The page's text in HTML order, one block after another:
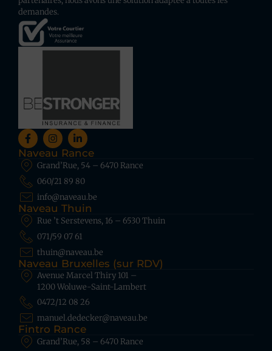
demandes.
Naveau Rance
Grand’Rue, 54 – 6470 Rance
060/21 89 80
info@naveau.be
Naveau Thuin
Rue ’t Serstevens, 16 – 6530 Thuin
071/59 07 61
thuin@naveau.be
Naveau Bruxelles (sur RDV)
Avenue Marcel Thiry 101 –
1200 Woluwe-Saint-Lambert
0472/12 08 26
manuel.dedecker@naveau.be
Fintro Rance
Grand’Rue, 58 – 6470 Rance